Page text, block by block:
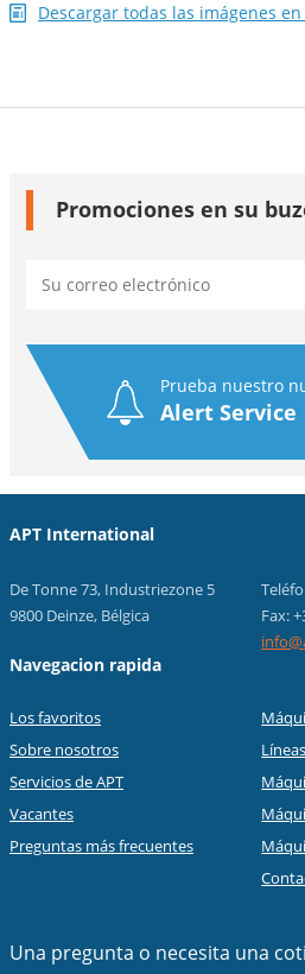
Descargar todas las imágenes en
Promociones en su
Prueba nuestro
Alert Service
APT International
De Tonne 73, Industriezone 5
9800 Deinze, Bélgica
Fax:
Navegacion rapida
Los favoritos
Sobre nosotros
Servicios de APT
Vacantes
Preguntas más frecuentes
Una pregunta o necesita una